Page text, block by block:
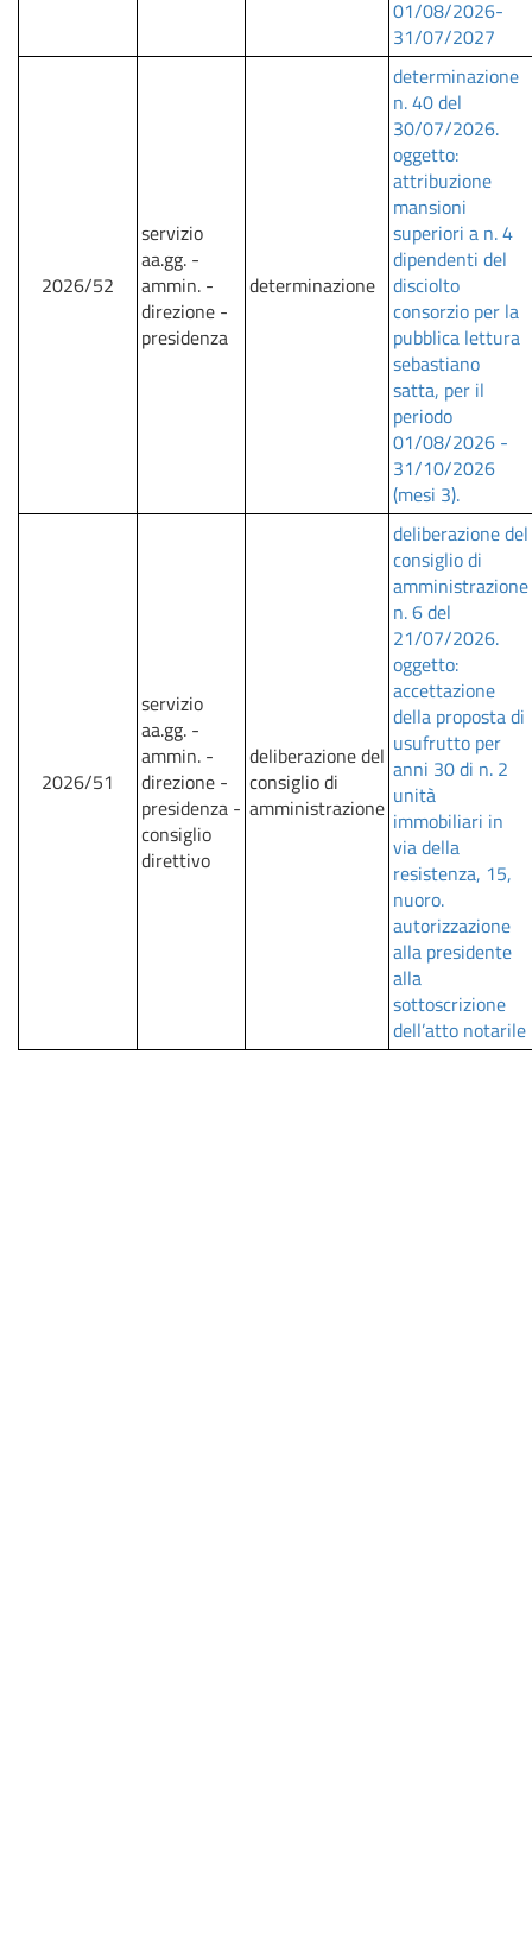
01/08/2026-
31/07/2027
2026/52
servizio
aa.gg. -
ammin. -
direzione -
presidenza
determinazione
determinazione
n. 40 del
30/07/2026.
oggetto:
attribuzione
mansioni
superiori a n. 4
dipendenti del
disciolto
consorzio per la
pubblica lettura
sebastiano
satta, per il
periodo
01/08/2026 -
31/10/2026
(mesi 3).
2026/51
servizio
aa.gg. -
ammin. -
direzione -
presidenza -
consiglio
direttivo
deliberazione del
consiglio di
amministrazione
deliberazione del
consiglio di
amministrazione
n. 6 del
21/07/2026.
oggetto:
accettazione
della proposta di
usufrutto per
anni 30 di n. 2
unità
immobiliari in
via della
resistenza, 15,
nuoro.
autorizzazione
alla presidente
alla
sottoscrizione
dell’atto notarile